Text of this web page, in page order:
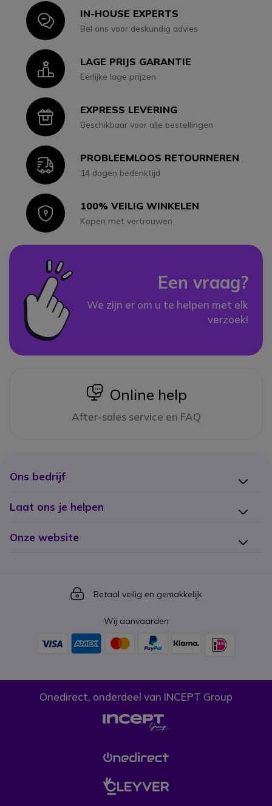
IconIN-HOUSE EXPERTS
Bel ons voor deskundig advies
IconLAGE PRIJS GARANTIE
Eerlijke lage prijzen
IconEXPRESS LEVERING
Beschikbaar voor alle bestellingen
IconPROBLEEMLOOS RETOURNEREN
14 dagen bedenktijd
Icon100% VEILIG WINKELEN
Kopen met vertrouwen
Een vraag?
We zijn er om u te helpen met elk
verzoek!
icon
Online help
After-sales service en FAQ
Ons bedrijf
Laat ons je helpen
Onze website
Icon
Betaal veilig en gemakkelijk
Wij aanvaarden
Onedirect, onderdeel van INCEPT Group